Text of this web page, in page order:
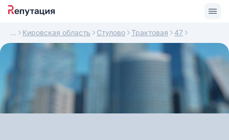
Кировская область Стулово Трактовая 47